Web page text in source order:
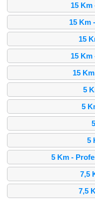
15 Km
15 Km
15
15
15
5
5
5
5 Km -
7,5
7,5